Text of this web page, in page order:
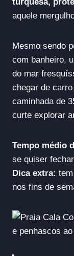
turquesa,
aquele
Mesmo sendo
com banheiro,
do mar
chegar de
caminhada de
curte explorar
Tempo médio
se quiser
Dica extra:
nos fins de